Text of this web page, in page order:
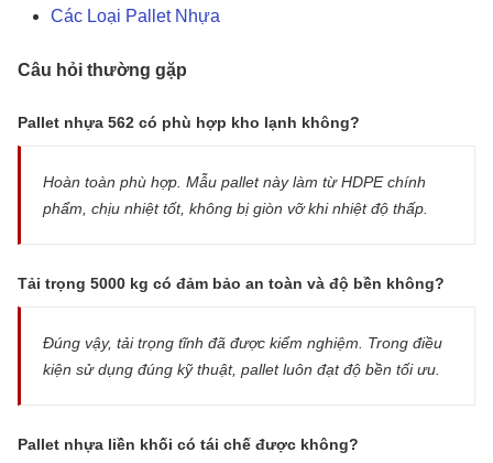
Các Loại Pallet Nhựa
Câu hỏi thường gặp
Pallet nhựa 562 có phù hợp kho lạnh không?
Hoàn toàn phù hợp. Mẫu pallet này làm từ HDPE chính
phẩm, chịu nhiệt tốt, không bị giòn vỡ khi nhiệt độ thấp.
Tải trọng 5000 kg có đảm bảo an toàn và độ bền không?
Đúng vậy, tải trọng tĩnh đã được kiểm nghiệm. Trong điều
kiện sử dụng đúng kỹ thuật, pallet luôn đạt độ bền tối ưu.
Pallet nhựa liền khối có tái chế được không?